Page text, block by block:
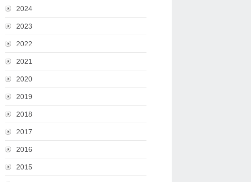
2024
2023
2022
2021
2020
2019
2018
2017
2016
2015